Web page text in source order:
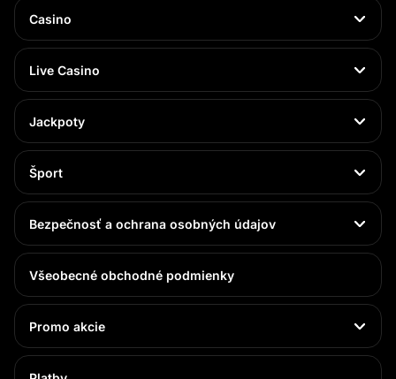
Casino
Live Casino
Jackpoty
Šport
Bezpečnosť a ochrana osobných údajov
Všeobecné obchodné podmienky
Promo akcie